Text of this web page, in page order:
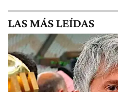
LAS MÁS LEÍDAS